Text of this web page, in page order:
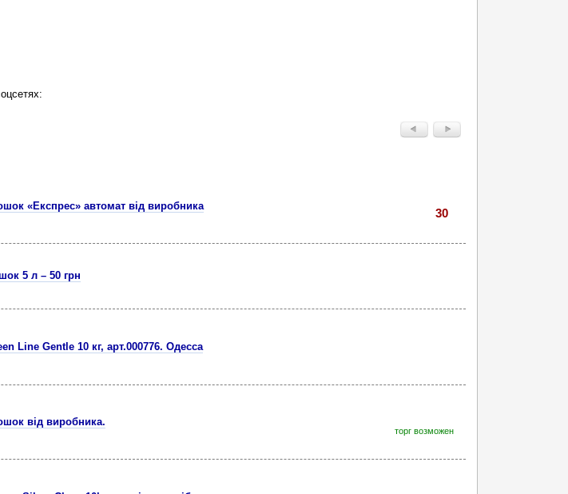
«Експрес» автомат від виробника
30
5 л – 50 грн
Line Gentle 10 кг, арт.000776. Одесса
від виробника.
торг возможен